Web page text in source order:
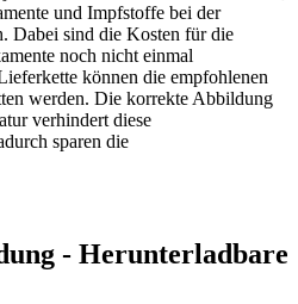
und Impfstoffe bei der
Dabei sind die Kosten für die
noch nicht einmal
können die empfohlenen
werden. Die korrekte Abbildung
verhindert diese
sparen die
- Herunterladbare